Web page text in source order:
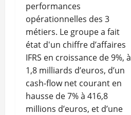
performances
opérationnelles des 3
métiers. Le groupe a fait
état d'un chiffre d’affaires
IFRS en croissance de 9%, à
1,8 milliards d’euros, d’un
cash-flow net courant en
hausse de 7% à 416,8
millions d’euros, et d’une